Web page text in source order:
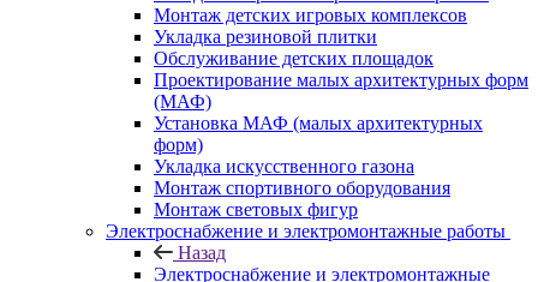
Монтаж детских игровых комплексов
Укладка резиновой плитки
Обслуживание детских площадок
Проектирование малых архитектурных форм
(МАФ)
Установка МАФ (малых архитектурных
форм)
Укладка искусственного газона
Монтаж спортивного оборудования
Монтаж световых фигур
Электроснабжение и электромонтажные работы
Назад
Электроснабжение и электромонтажные